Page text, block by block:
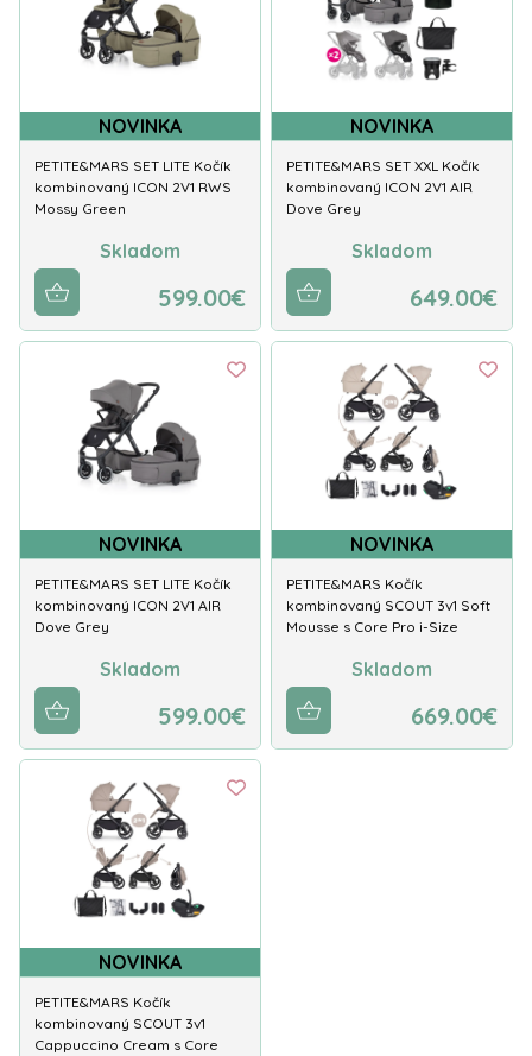
NOVINKA
PETITE&MARS SET LITE Kočík
kombinovaný ICON 2V1 RWS
Mossy Green
Skladom
599.00€
NOVINKA
PETITE&MARS SET XXL Kočík
kombinovaný ICON 2V1 AIR
Dove Grey
Skladom
649.00€
NOVINKA
PETITE&MARS SET LITE Kočík
kombinovaný ICON 2V1 AIR
Dove Grey
Skladom
599.00€
NOVINKA
PETITE&MARS Kočík
kombinovaný SCOUT 3v1 Soft
Mousse s Core Pro i-Size
Skladom
669.00€
NOVINKA
PETITE&MARS Kočík
kombinovaný SCOUT 3v1
Cappuccino Cream s Core